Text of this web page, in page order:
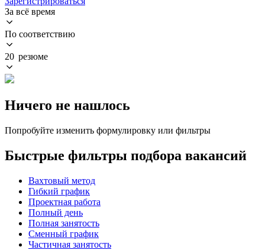
За всё время
По соответствию
20 резюме
Ничего не нашлось
Попробуйте изменить формулировку или фильтры
Быстрые фильтры подбора вакансий
Вахтовый метод
Гибкий график
Проектная работа
Полный день
Полная занятость
Сменный график
Частичная занятость